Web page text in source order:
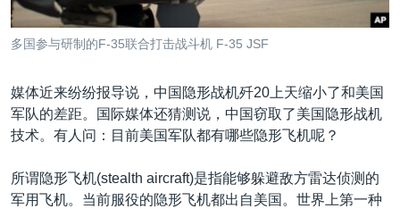
全球议题
环境
美国建国250周年
美国之音专访
重要讲话与声明
南中国海争端
关注我们
多国参与研制的F-35联合打击战斗机 F-35 JSF
媒体近来纷纷报导说，中国隐形战机歼20上天缩小了和美国
军队的差距。国际媒体还猜测说，中国窃取了美国隐形战机
技术。有人问：目前美国军队都有哪些隐形飞机呢？
所谓隐形飞机(stealth aircraft)是指能够躲避敌方雷达侦测的
军用飞机。当前服役的隐形飞机都出自美国。世界上第一种